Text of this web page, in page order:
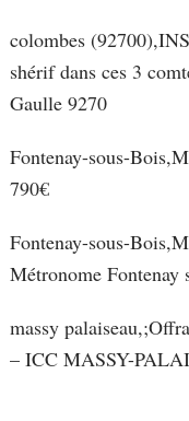
colombes
shérif dans ces 3
Gaulle 9270
Fontenay-sous-
790€
Fontenay-sous-
Métronome Fontenay
massy
– ICC MASSY-